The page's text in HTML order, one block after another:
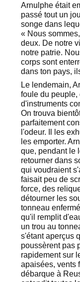
Arnulphe était
passé tout un
songe dans
« Nous
deux. De notre
notre patrie.
corps sont
dans ton pays,
Le lendemain,
foule du peuple,
d'instruments
On trouva
parfaitement
l'odeur. Il les
les emporter.
que, pendant le
retourner dans
qui voudraient
faisait peu de
force, des
détourner les
tonneau
qu'il remplit
un trou au
s'étant aperçus
poussèrent pas
rapidement sur
apaisées, vents
débarque à